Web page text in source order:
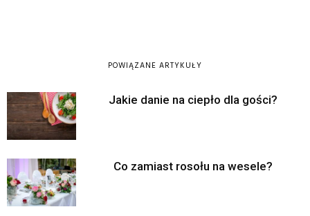
POWIĄZANE ARTYKUŁY
Jakie danie na ciepło dla gości?
Co zamiast rosołu na wesele?